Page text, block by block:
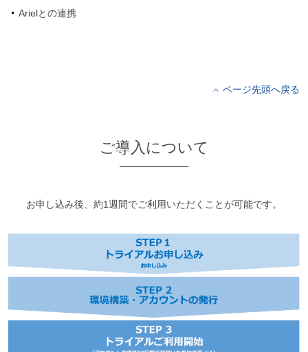
Arielとの連携
ページ先頭へ戻る
ご導入について
お申し込み後、約1週間でご利用いただくことが可能です。